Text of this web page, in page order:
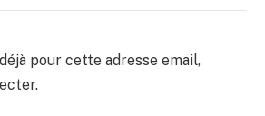
pour cette adresse email,